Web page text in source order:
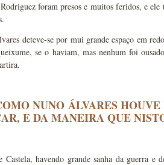
foram presos e muitos feridos, e
deteve-se por mui grande espaço em
se o haviam, mas nenhum foi
NUNO ÁLVARES
E DA MANEIRA QUE
Castela, havendo grande sanha da guerra